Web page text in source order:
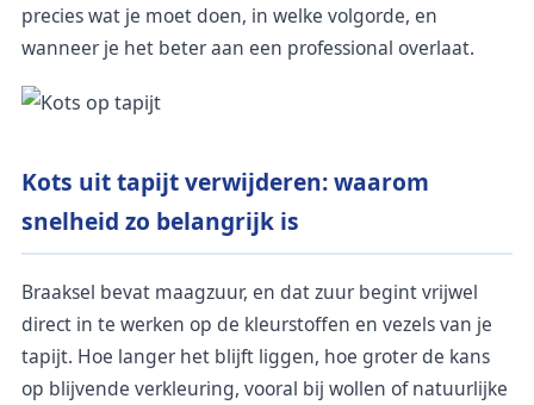
precies wat je moet doen, in welke volgorde, en
wanneer je het beter aan een professional overlaat.
Kots uit tapijt verwijderen: waarom
snelheid zo belangrijk is
Braaksel bevat maagzuur, en dat zuur begint vrijwel
direct in te werken op de kleurstoffen en vezels van je
tapijt. Hoe langer het blijft liggen, hoe groter de kans
op blijvende verkleuring, vooral bij wollen of natuurlijke